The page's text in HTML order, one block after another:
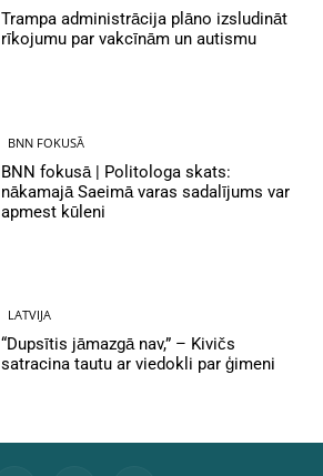
Trampa administrācija plāno izsludināt
rīkojumu par vakcīnām un autismu
BNN FOKUSĀ
BNN fokusā | Politologa skats:
nākamajā Saeimā varas sadalījums var
apmest kūleni
LATVIJA
“Dupsītis jāmazgā nav,” – Kivičs
satracina tautu ar viedokli par ģimeni